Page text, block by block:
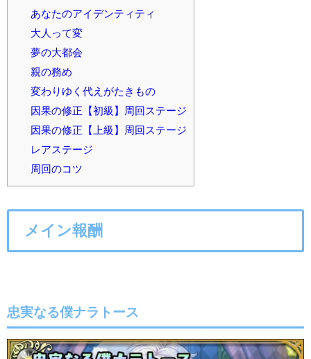
あなたのアイデンティティ
大人って変
夢の大都会
親の務め
変わりゆく代えがたきもの
因果の修正【初級】周回ステージ
因果の修正【上級】周回ステージ
レアステージ
周回のコツ
メイン報酬
忠実なる僕ナラトース